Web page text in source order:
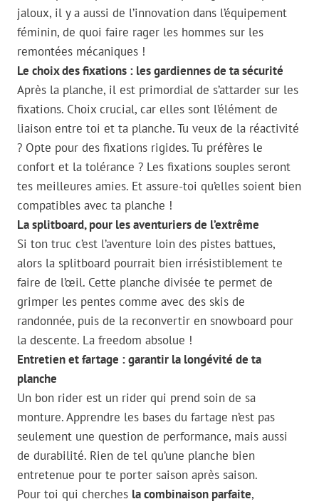
jaloux, il y a aussi de l’innovation dans l’équipement
féminin, de quoi faire rager les hommes sur les
remontées mécaniques !
Le choix des fixations : les gardiennes de ta sécurité
Après la planche, il est primordial de s’attarder sur les
fixations. Choix crucial, car elles sont l’élément de
liaison entre toi et ta planche. Tu veux de la réactivité
? Opte pour des fixations rigides. Tu préfères le
confort et la tolérance ? Les fixations souples seront
tes meilleures amies. Et assure-toi qu’elles soient bien
compatibles avec ta planche !
La splitboard, pour les aventuriers de l’extrême
Si ton truc c’est l’aventure loin des pistes battues,
alors la splitboard pourrait bien irrésistiblement te
faire de l’œil. Cette planche divisée te permet de
grimper les pentes comme avec des skis de
randonnée, puis de la reconvertir en snowboard pour
la descente. La freedom absolue !
Entretien et fartage : garantir la longévité de ta
planche
Un bon rider est un rider qui prend soin de sa
monture. Apprendre les bases du fartage n’est pas
seulement une question de performance, mais aussi
de durabilité. Rien de tel qu’une planche bien
entretenue pour te porter saison après saison.
Pour toi qui cherches la combinaison parfaite,